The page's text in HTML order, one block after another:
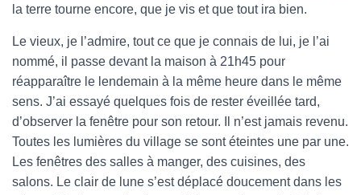
la terre tourne encore, que je vis et que tout ira bien.
Le vieux, je l’admire, tout ce que je connais de lui, je l’ai
nommé, il passe devant la maison à 21h45 pour
réapparaître le lendemain à la même heure dans le même
sens. J’ai essayé quelques fois de rester éveillée tard,
d’observer la fenêtre pour son retour. Il n’est jamais revenu.
Toutes les lumières du village se sont éteintes une par une.
Les fenêtres des salles à manger, des cuisines, des
salons. Le clair de lune s’est déplacé doucement dans les